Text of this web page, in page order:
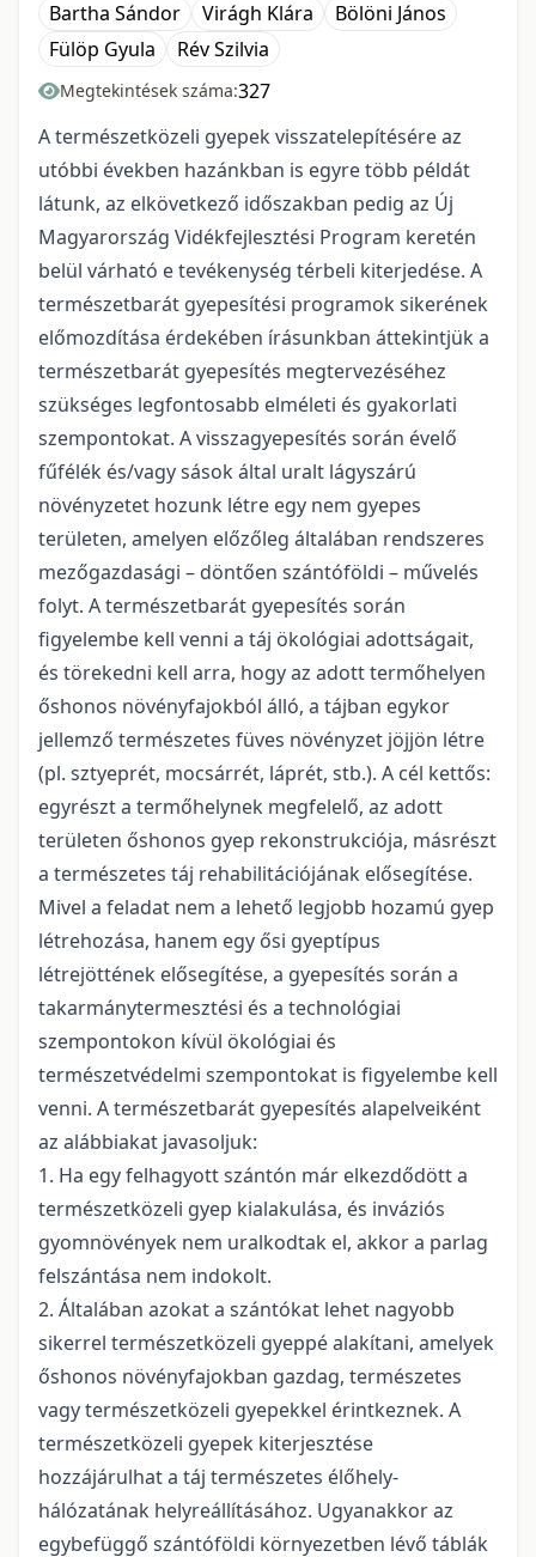
Bartha Sándor
Virágh Klára
Bölöni János
Fülöp Gyula
Rév Szilvia
Megtekintések száma:327
A természetközeli gyepek visszatelepítésére az
utóbbi években hazánkban is egyre több példát
látunk, az elkövetkező időszakban pedig az Új
Magyarország Vidékfejlesztési Program keretén
belül várható e tevékenység térbeli kiterjedése. A
természetbarát gyepesítési programok sikerének
előmozdítása érdekében írásunkban áttekintjük a
természetbarát gyepesítés megtervezéséhez
szükséges legfontosabb elméleti és gyakorlati
szempontokat. A visszagyepesítés során évelő
fűfélék és/vagy sások által uralt lágyszárú
növényzetet hozunk létre egy nem gyepes
területen, amelyen előzőleg általában rendszeres
mezőgazdasági – döntően szántóföldi – művelés
folyt. A természetbarát gyepesítés során
figyelembe kell venni a táj ökológiai adottságait,
és törekedni kell arra, hogy az adott termőhelyen
őshonos növényfajokból álló, a tájban egykor
jellemző természetes füves növényzet jöjjön létre
(pl. sztyeprét, mocsárrét, láprét, stb.). A cél kettős:
egyrészt a termőhelynek megfelelő, az adott
területen őshonos gyep rekonstrukciója, másrészt
a természetes táj rehabilitációjának elősegítése.
Mivel a feladat nem a lehető legjobb hozamú gyep
létrehozása, hanem egy ősi gyeptípus
létrejöttének elősegítése, a gyepesítés során a
takarmánytermesztési és a technológiai
szempontokon kívül ökológiai és
természetvédelmi szempontokat is figyelembe kell
venni. A természetbarát gyepesítés alapelveiként
az alábbiakat javasoljuk:
1. Ha egy felhagyott szántón már elkezdődött a
természetközeli gyep kialakulása, és inváziós
gyomnövények nem uralkodtak el, akkor a parlag
felszántása nem indokolt.
2. Általában azokat a szántókat lehet nagyobb
sikerrel természetközeli gyeppé alakítani, amelyek
őshonos növényfajokban gazdag, természetes
vagy természetközeli gyepekkel érintkeznek. A
természetközeli gyepek kiterjesztése
hozzájárulhat a táj természetes élőhely-
hálózatának helyreállításához. Ugyanakkor az
egybefüggő szántóföldi környezetben lévő táblák